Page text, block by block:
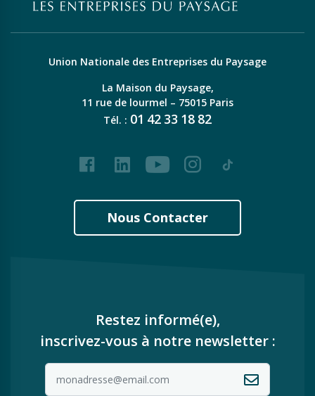
Union Nationale des Entreprises du Paysage
La Maison du Paysage,
11 rue de lourmel – 75015 Paris
Tél. : 01 42 33 18 82
FacebookLinkedInYoutubeInstagram
Tiktok
Nous Contacter
Restez informé(e),
inscrivez-vous à notre newsletter :